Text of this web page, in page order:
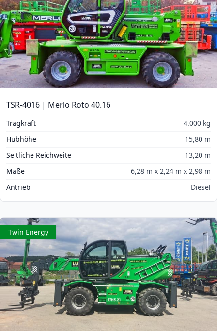
TSR-4016 | Merlo Roto 40.16
Tragkraft
4.000 kg
Hubhöhe
15,80 m
Seitliche Reichweite
13,20 m
Maße
6,28 m x 2,24 m x 2,98 m
Antrieb
Diesel
Twin Energy